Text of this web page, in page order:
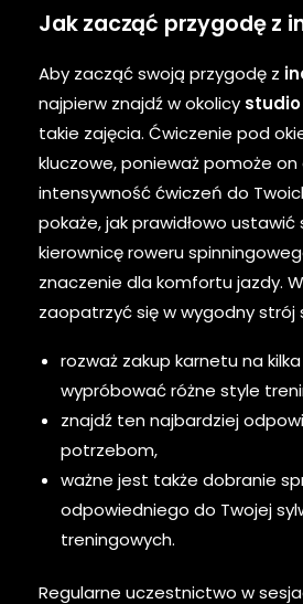
Jak zacząć przygodę z
Aby zacząć swoją przygodę z
najpierw znajdź w okolicy
takie zajęcia. Ćwiczenie pod
kluczowe, ponieważ pomoże
intensywność ćwiczeń do
pokaże, jak prawidłowo ustawić
kierownicę roweru
znaczenie dla komfortu jazdy.
zaopatrzyć się w wygodny strój
rozważ zakup karnetu na
wypróbować różne style
znajdź ten najbardziej
potrzebom,
ważne jest także dobranie
odpowiedniego do Twojej
treningowych.
Regularne uczestnictwo w